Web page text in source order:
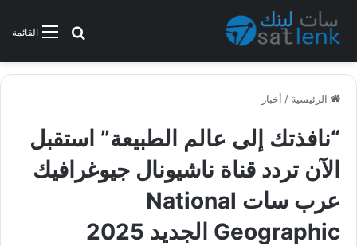
القائمةبحث عن
الرئيسية / أخبار
“نافذتك إلى عالم الطبيعة” استقبل
الآن تردد قناة ناشيونال جيوغرافيك
عرب سات National
Geographic الجديد 2025